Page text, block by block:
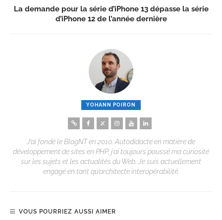
La demande pour la série d’iPhone 13 dépasse la série
d’iPhone 12 de l’année dernière
YOHANN POIRON
J’ai fondé le BlogNT en 2010. Autodidacte en matière de
développement de sites en PHP, j’ai toujours poussé ma curiosité
sur les sujets et les actualités du Web. Je suis actuellement
engagé en tant qu’architecte interopérabilité.
VOUS POURRIEZ AUSSI AIMER